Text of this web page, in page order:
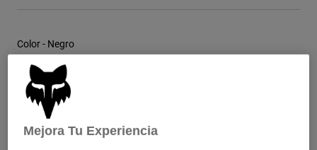
Product Help
Guía de Equipamiento de MTB
Product Help
Guía de Equipamiento de Moto
Guía de cuidado de cascos
Guía de cuidado de las botas
Sudaderas
Accesorios
Ver todo
Ropa Casual
Tops
Color - Negro
seleccionado
Cuadro de tallas
Mejora Tu Experiencia